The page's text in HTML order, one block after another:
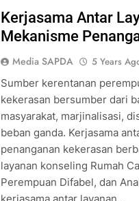
Kerjasama Antar
Mekanisme
Media SAPDA 5 Years
Sumber kerentanan
kekerasan bersumber dari
masyarakat, marjinalisasi,
beban ganda. Kerjasama
penanganan kekerasan
layanan konseling Rumah
Perempuan Difabel, dan